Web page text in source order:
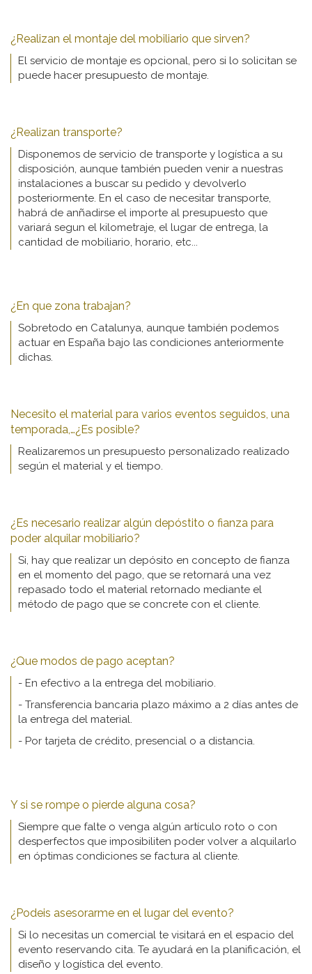
¿Realizan el montaje del mobiliario que sirven?
El servicio de montaje es opcional, pero si lo solicitan se
puede hacer presupuesto de montaje.
¿Realizan transporte?
Disponemos de servicio de transporte y logística a su
disposición, aunque también pueden venir a nuestras
instalaciones a buscar su pedido y devolverlo
posteriormente. En el caso de necesitar transporte,
habrá de anñadirse el importe al presupuesto que
variará segun el kilometraje, el lugar de entrega, la
cantidad de mobiliario, horario, etc...
¿En que zona trabajan?
Sobretodo en Catalunya, aunque también podemos
actuar en España bajo las condiciones anteriormente
dichas.
Necesito el material para varios eventos seguidos, una
temporada,…¿Es posible?
Realizaremos un presupuesto personalizado realizado
según el material y el tiempo.
¿Es necesario realizar algún depóstito o fianza para
poder alquilar mobiliario?
Si, hay que realizar un depósito en concepto de fianza
en el momento del pago, que se retornará una vez
repasado todo el material retornado mediante el
método de pago que se concrete con el cliente.
¿Que modos de pago aceptan?
- En efectivo a la entrega del mobiliario.
- Transferencia bancaria plazo máximo a 2 días antes de
la entrega del material.
- Por tarjeta de crédito, presencial o a distancia.
Y si se rompe o pierde alguna cosa?
Siempre que falte o venga algún artículo roto o con
desperfectos que imposibiliten poder volver a alquilarlo
en óptimas condiciones se factura al cliente.
¿Podeis asesorarme en el lugar del evento?
Si lo necesitas un comercial te visitará en el espacio del
evento reservando cita. Te ayudará en la planificación, el
diseño y logística del evento.